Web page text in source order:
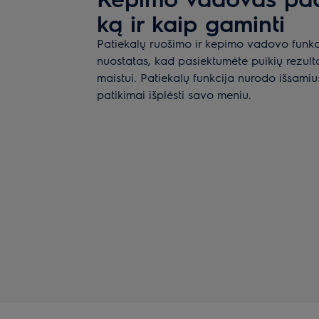
ką ir kaip gaminti
Patiekalų ruošimo ir kepimo vadovo
nuostatas, kad pasiektumėte puikių
maistui. Patiekalų funkcija nurodo
patikimai išplėsti savo meniu.